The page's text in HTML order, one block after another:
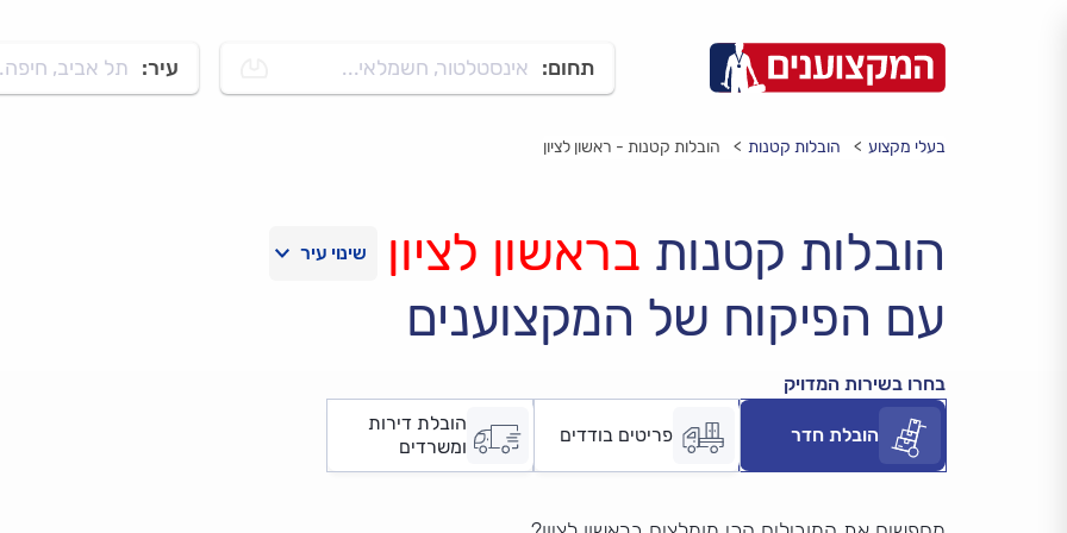
תחום: אינסטלטור, חשמלאי... עיר: תל אביב,
בעלי מקצוע הובלות קטנות הובלות קטנות - ראשון לציון
הובלות קטנות בראשון לציון
עם הפיקוח של המקצוענים
בחרו בשירות המדויק
הובלת חדר פריטים בודדים
הובלת דירות
ומשרדים